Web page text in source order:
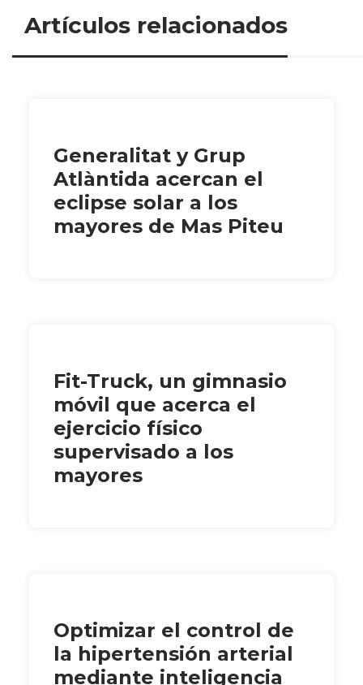
Artículos relacionados
Generalitat y Grup
Atlàntida acercan el
eclipse solar a los
mayores de Mas Piteu
Fit-Truck, un gimnasio
móvil que acerca el
ejercicio físico
supervisado a los
mayores
Optimizar el control de
la hipertensión arterial
mediante inteligencia